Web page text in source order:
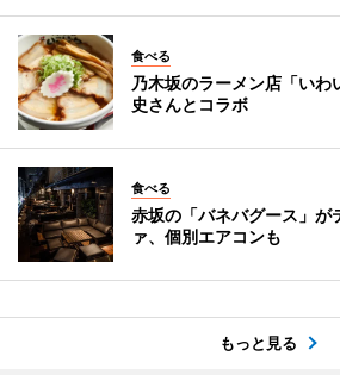
食べる
乃木坂のラーメン店「い
史さんとコラボ
食べる
赤坂の「バネバグース」
ァ、個別エアコンも
もっと見る